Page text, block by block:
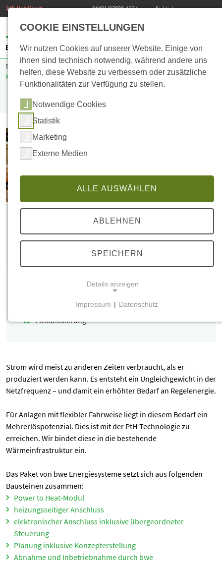
24h Notdienst 04491/93800-123(kostenpflichtig)
Du befindest dich hier:Start> Top Links>Leistungen A-Z>Power to
Heat (PtH)
Power to Heat (PtH)
Christian Meyer
Flyer Elektrotechnik und Automatisierung
Das könnte dich auch interessieren
Flexibilisierung
Strom wird meist zu anderen Zeiten verbraucht, als er
produziert werden kann. Es entsteht ein Ungleichgewicht in der
Netzfrequenz – und damit ein erhöhter Bedarf an Regelenergie.
Für Anlagen mit flexibler Fahrweise liegt in diesem Bedarf ein
Mehrerlöspotenzial. Dies ist mit der PtH-Technologie zu
erreichen. Wir bindet diese in die bestehende
Wärmeinfrastruktur ein.
Das Paket von bwe Energiesysteme setzt sich aus folgenden
Bausteinen zusammen:
Power to Heat-Modul
heizungsseitiger Anschluss
elektronischer Anschluss inklusive übergeordneter
Steuerung
Planung inklusive Konzepterstellung
Abnahme und Inbetriebnahme durch bwe
COOKIE EINSTELLUNGEN
Wir nutzen Cookies auf unserer Website. Einige von
ihnen sind technisch notwendig, während andere uns
helfen, diese Website zu verbessern oder zusätzliche
Funktionalitäten zur Verfügung zu stellen.
Notwendige Cookies
Statistik
Marketing
Externe Medien
ALLE AUSWÄHLEN
ABLEHNEN
SPEICHERN
Details anzeigen
Einverständnis-Cookie
Name:
Zweck:
Dieser Cookie speichert die ausgewählten
Einverständnis-Optionen des Benutzers
1 Jahr
STATISTIK
Diese Informationen helfen uns zu verstehen, wie
unsere Besucher unsere Website nutzen.
Impressum | Datenschutz